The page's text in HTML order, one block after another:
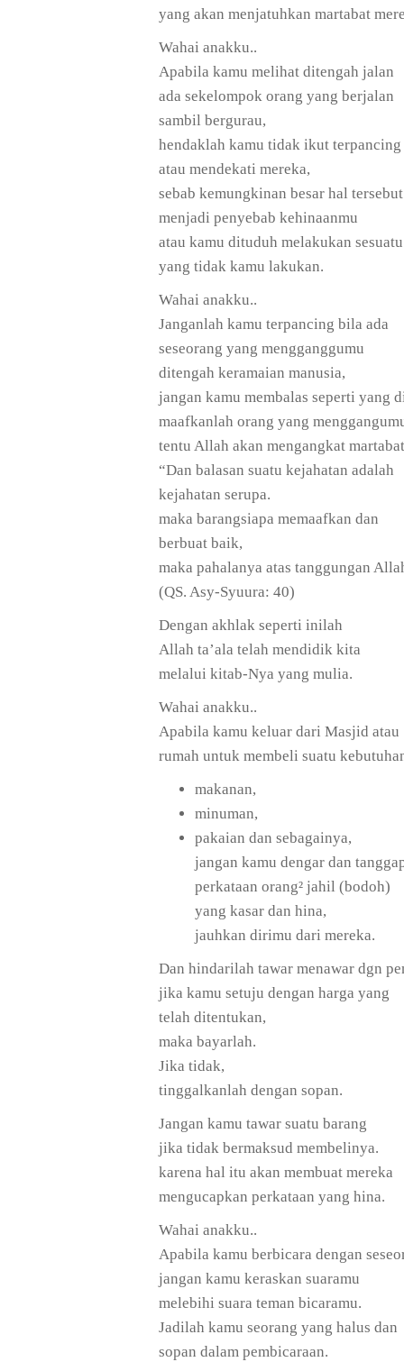
yang akan menjatuhkan martabat
Wahai anakku..
Apabila kamu melihat ditengah jalan
ada sekelompok orang yang berjalan
sambil bergurau,
hendaklah kamu tidak ikut terpancing
atau mendekati mereka,
sebab kemungkinan besar hal tersebut
menjadi penyebab kehinaanmu
atau kamu dituduh melakukan sesuatu
yang tidak kamu lakukan.
Wahai anakku..
Janganlah kamu terpancing bila ada
seseorang yang mengganggumu
ditengah keramaian manusia,
jangan kamu membalas seperti yang
maafkanlah orang yang
tentu Allah akan mengangkat
“Dan balasan suatu kejahatan adalah
kejahatan serupa.
maka barangsiapa memaafkan dan
berbuat baik,
maka pahalanya atas tanggungan
(QS. Asy-Syuura: 40)
Dengan akhlak seperti inilah
Allah ta’ala telah mendidik kita
melalui kitab-Nya yang mulia.
Wahai anakku..
Apabila kamu keluar dari Masjid atau
rumah untuk membeli suatu
makanan,
minuman,
pakaian dan sebagainya,
jangan kamu dengar dan
perkataan orang² jahil (bodoh)
yang kasar dan hina,
jauhkan dirimu dari mereka.
Dan hindarilah tawar menawar dgn
jika kamu setuju dengan harga yang
telah ditentukan,
maka bayarlah.
Jika tidak,
tinggalkanlah dengan sopan.
Jangan kamu tawar suatu barang
jika tidak bermaksud membelinya.
karena hal itu akan membuat mereka
mengucapkan perkataan yang hina.
Wahai anakku..
Apabila kamu berbicara dengan
jangan kamu keraskan suaramu
melebihi suara teman bicaramu.
Jadilah kamu seorang yang halus dan
sopan dalam pembicaraan.